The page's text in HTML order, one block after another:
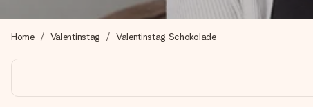
+49 39292 929695
Montag - Freitag : 8:30 - 17:00 Uhr
Samstag - Sonntag : 8:30 - 13:00 Uhr
Home Valentinstag Valentinstag Schokolade